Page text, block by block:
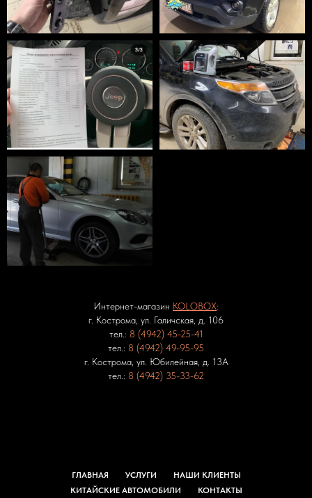
Интернет-магазин KOLOBOX:
г. Кострома, ул. Галичская, д. 106
тел.: 8 (4942) 45-25-41
тел.: 8 (4942) 49-95-95
г. Кострома, ул. Юбилейная, д. 13А
тел.: 8 (4942) 35-33-62
ГЛАВНАЯ УСЛУГИ
НАШИ КЛИЕНТЫ
КИТАЙСКИЕ АВТОМОБИЛИ
КОНТАКТЫ